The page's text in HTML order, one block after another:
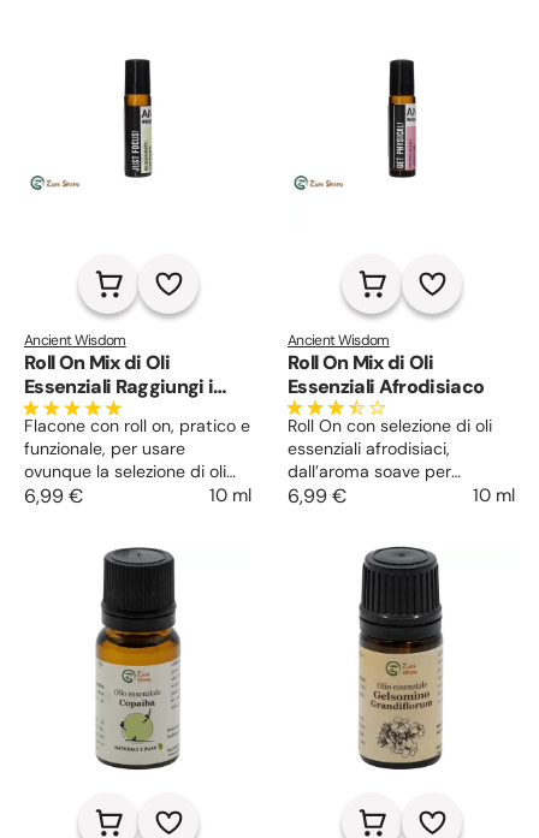
Ancient Wisdom
Roll On Mix di Oli
Essenziali Raggiungi i
tuoi obiettivi
Flacone con roll on, pratico e
funzionale, per usare
ovunque la selezione di oli
essenziali scelta per favorire
6,99 € 10 ml
Ancient Wisdom
Roll On Mix di Oli
Essenziali Afrodisiaco
Roll On con selezione di oli
essenziali afrodisiaci,
dall’aroma soave per
un’azione stimolante e
6,99 € 10 ml